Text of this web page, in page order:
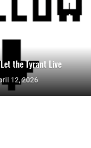
the Tyrant Live
12, 2026